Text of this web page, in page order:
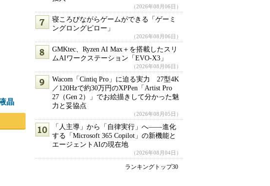
晶
（2026年08月06日）
寝ころびながらゲームができる「ゲーミ
ングロングピロー」
（2026年08月06日）
GMKtec、Ryzen AI Max＋を搭載したスリ
ムAIワークステーション「EVO-X3」
（2026年08月06日）
Wacom「Cintiq Pro」に迫る実力 27型4K
／120Hzで約30万円のXPPen「Artist Pro
27（Gen 2）」でお絵描きして分かった魅
力と妥協点
（2026年08月05日）
「人主導」から「自律実行」へ――進化
する「Microsoft 365 Copilot」の新機能と
エージェントAIの現在地
（2026年08月04日）
ランキングトップ30